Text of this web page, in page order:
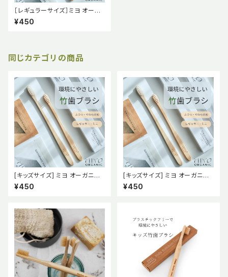
［レギュラーサイズ］ミヨ オーガ
ニック 竹歯ブラシ ふつう やわら
かめ【MiYO ORGNIC】
¥450
同じカテゴリの商品
[キッズサイズ] ミヨ オーガニッ
ク 竹歯ブラシ ふつう【MiYO O
RGNIC】
¥450
[キッズサイズ] ミヨ オーガニッ
ク 竹歯ブラシ やわらかめ【MiY
O ORGNIC】
¥450